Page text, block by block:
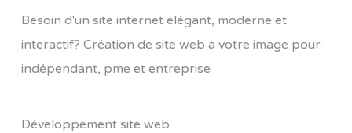
Besoin d'un site internet élégant, moderne et
interactif? Création de site web à votre image pour
indépendant, pme et entreprise
Développement site web